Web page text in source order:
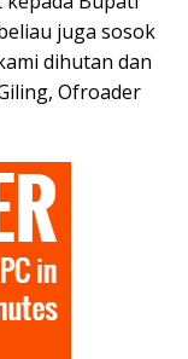
juga sosok
dihutan dan
Ofroader